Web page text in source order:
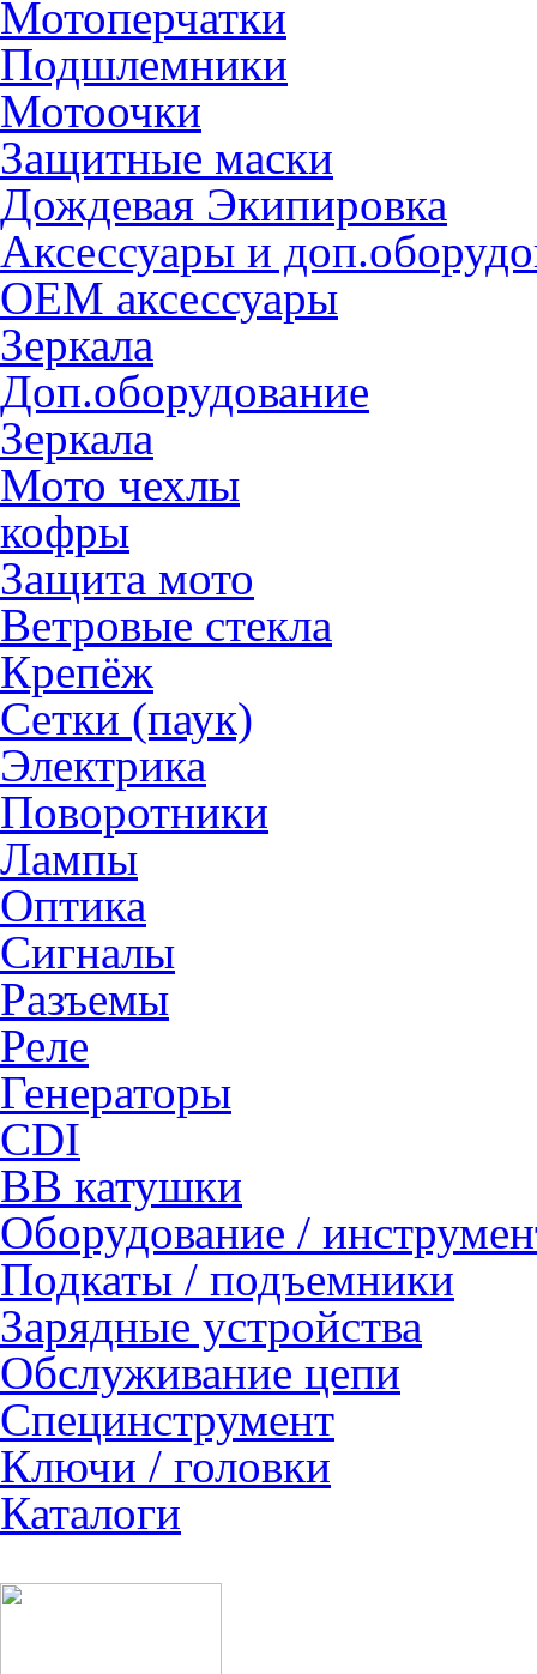
Мотоперчатки
Подшлемники
Мотоочки
Защитные маски
Дождевая Экипировка
Аксессуары и
OEM аксессуары
Зеркала
Доп.оборудование
Зеркала
Мото чехлы
кофры
Защита мото
Ветровые стекла
Крепёж
Сетки (паук)
Электрика
Поворотники
Лампы
Оптика
Сигналы
Разъемы
Реле
Генераторы
CDI
ВВ катушки
Оборудование /
Подкаты / подъемники
Зарядные устройства
Обслуживание цепи
Специнструмент
Ключи / головки
Каталоги